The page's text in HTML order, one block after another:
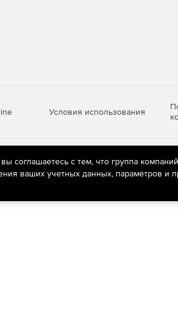
Условия использования
технологии(информационные
сети «Интернет»,
соглашаетесь с тем, что группа
ваших учетных данных, параметров и